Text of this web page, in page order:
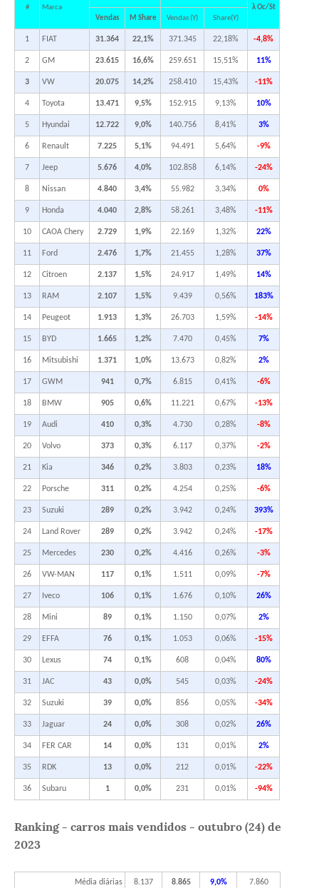
# Marca
λ Oc/St
Vendas
M Share Vendas (Y) Share(Y)
1 FIAT 31.364 22,1% 371.345 22,18% -4,8%
2 GM 23.615 16,6% 259.651 15,51% 11%
3 VW 20.075 14,2% 258.410 15,43% -11%
4 Toyota 13.471 9,5% 152.915 9,13% 10%
5 Hyundai 12.722 9,0% 140.756 8,41% 3%
6 Renault 7.225 5,1% 94.491 5,64% -9%
7 Jeep 5.676 4,0% 102.858 6,14% -24%
8 Nissan 4.840 3,4% 55.982 3,34% 0%
9 Honda 4.040 2,8% 58.261 3,48% -11%
10 CAOA Chery 2.729 1,9% 22.169 1,32% 22%
11 Ford 2.476 1,7% 21.455 1,28% 37%
12 Citroen 2.137 1,5% 24.917 1,49% 14%
13 RAM 2.107 1,5% 9.439 0,56% 183%
14 Peugeot 1.913 1,3% 26.703 1,59% -14%
15 BYD 1.665 1,2% 7.470 0,45% 7%
16 Mitsubishi 1.371 1,0% 13.673 0,82% 2%
17 GWM 941 0,7% 6.815 0,41% -6%
18 BMW 905 0,6% 11.221 0,67% -13%
19 Audi 410 0,3% 4.730 0,28% -8%
20 Volvo 373 0,3% 6.117 0,37% -2%
21 Kia 346 0,2% 3.803 0,23% 18%
22 Porsche 311 0,2% 4.254 0,25% -6%
23 Suzuki 289 0,2% 3.942 0,24% 393%
24 Land Rover 289 0,2% 3.942 0,24% -17%
25 Mercedes 230 0,2% 4.416 0,26% -3%
26 VW-MAN 117 0,1% 1.511 0,09% -7%
27 Iveco 106 0,1% 1.676 0,10% 26%
28 Mini 89 0,1% 1.150 0,07% 2%
29 EFFA 76 0,1% 1.053 0,06% -15%
30 Lexus 74 0,1% 608 0,04% 80%
31 JAC 43 0,0% 545 0,03% -24%
32 Suzuki 39 0,0% 856 0,05% -34%
33 Jaguar 24 0,0% 308 0,02% 26%
34 FER CAR 14 0,0% 131 0,01% 2%
35 RDK 13 0,0% 212 0,01% -22%
36 Subaru 1 0,0% 231 0,01% -94%
Ranking - carros mais vendidos - outubro (24) de
2023
Média diárias 8.137 8.865 9,0% 7.860